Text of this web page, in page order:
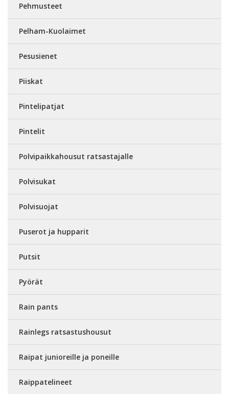
Pehmusteet
Pelham-Kuolaimet
Pesusienet
Piiskat
Pintelipatjat
Pintelit
Polvipaikkahousut ratsastajalle
Polvisukat
Polvisuojat
Puserot ja hupparit
Putsit
Pyörät
Rain pants
Rainlegs ratsastushousut
Raipat junioreille ja poneille
Raippatelineet